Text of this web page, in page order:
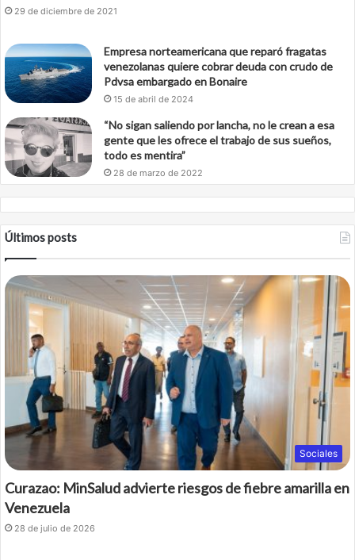
29 de diciembre de 2021
Empresa norteamericana que reparó fragatas
venezolanas quiere cobrar deuda con crudo de
Pdvsa embargado en Bonaire
15 de abril de 2024
“No sigan saliendo por lancha, no le crean a esa
gente que les ofrece el trabajo de sus sueños,
todo es mentira”
28 de marzo de 2022
Últimos posts
Sociales
Curazao: MinSalud advierte riesgos de fiebre amarilla en
Venezuela
28 de julio de 2026